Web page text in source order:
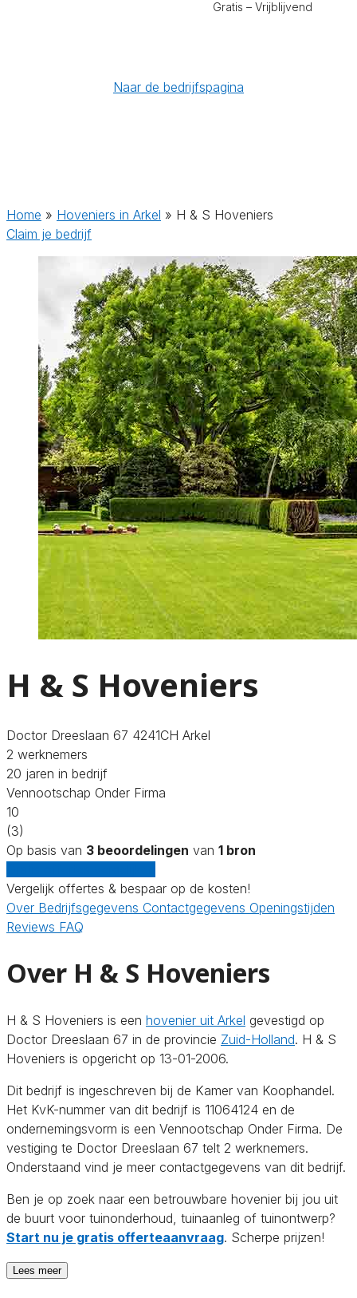
Gratis – Vrijblijvend
Naar de bedrijfspagina
Home » Hoveniers in Arkel » H & S Hoveniers
Claim je bedrijf
H & S Hoveniers
Doctor Dreeslaan 67 4241CH Arkel
2 werknemers
20 jaren in bedrijf
Vennootschap Onder Firma
10
(3)
Op basis van 3 beoordelingen van 1 bron
Vergelijk offertes & bespaar op de kosten!
Over Bedrijfsgegevens Contactgegevens Openingstijden
Reviews FAQ
Over H & S Hoveniers
H & S Hoveniers is een hovenier uit Arkel gevestigd op
Doctor Dreeslaan 67 in de provincie Zuid-Holland. H & S
Hoveniers is opgericht op 13-01-2006.
Dit bedrijf is ingeschreven bij de Kamer van Koophandel.
Het KvK-nummer van dit bedrijf is 11064124 en de
ondernemingsvorm is een Vennootschap Onder Firma. De
vestiging te Doctor Dreeslaan 67 telt 2 werknemers.
Onderstaand vind je meer contactgegevens van dit bedrijf.
Ben je op zoek naar een betrouwbare hovenier bij jou uit
de buurt voor tuinonderhoud, tuinaanleg of tuinontwerp?
Start nu je gratis offerteaanvraag. Scherpe prijzen!
Lees meer